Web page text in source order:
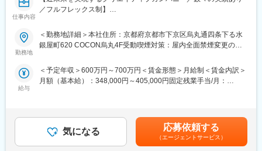
・デザイナー、制作会社、施工会社と円滑に連携できる方
・品質・コスト・スケジュールを意識しながら案件を進行できる
・現場で発生する課題に対して柔軟に対応・調整できる方
■ご経験により、海外の百貨店のVMDやショップ開発に関わるこ
とも可能です。
ンです。
変更の範囲：会社の定める業務
仕事内容
／フルフレックス制】
■業務内容
ワントゥーテンは空間全体を「体験」として捉え、デジタルとリ
アルを融合した空間デザインを強化し、より多様な提案を行って
まなフィールドで体験全体をデザインし、空間演出をリードでき
る空間デザイナーを募集します。図面をもとに3Dパースの作成が
・商業施設、展示場、都市空間、メタバースなどでの空間デザイ
ンおよび演出
・体験デザインを中心に、プロジェクトの企画からデザイン、実
勤務地
＜勤務地詳細＞本社住所：京都府京都市下京区烏丸通四条下る水
銀屋町620 COCON烏丸4F受動喫煙対策：屋内全面禁煙変更の範
給与
＜予定年収＞600万円～700万円＜賃金形態＞月給制＜賃金内訳＞
月額（基本給）：348,000円～405,000円固定残業手当/月：
経験やスキルを考慮して決定します。■業績賞与：年1回■昇給：
年1回賃金はあくまでも目安の金額であり、選考を通じて上下する
可能性があります。月給(月額)は固定手当を含めた表記です。
気になる 応募依頼する
（エージェントサービス）